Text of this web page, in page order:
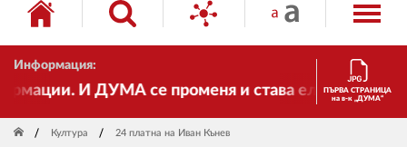
Информация:
И ДУМА се променя и става електронноПЪРВА СТРАНИЦА
на в-к „ДУМА“
Култура 24 платна на Иван Кънев